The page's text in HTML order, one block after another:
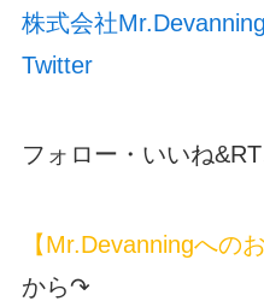
株式会社
Twitter
フォロー・いいね
【Mr.Devanningへの
から↷